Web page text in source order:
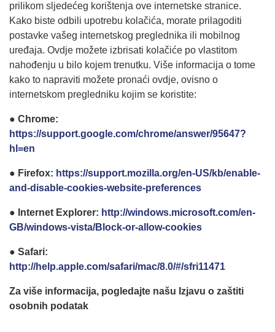
prilikom sljedećeg korištenja ove internetske stranice.
Kako biste odbili upotrebu kolačića, morate prilagoditi
postavke vašeg internetskog preglednika ili mobilnog
uređaja. Ovdje možete izbrisati kolačiće po vlastitom
nahođenju u bilo kojem trenutku. Više informacija o tome
kako to napraviti možete pronaći ovdje, ovisno o
internetskom pregledniku kojim se koristite:
● Chrome:
https://support.google.com/chrome/answer/95647?
hl=en
● Firefox: https://support.mozilla.org/en-US/kb/enable-
and-disable-cookies-website-preferences
● Internet Explorer: http://windows.microsoft.com/en-
GB/windows-vista/Block-or-allow-cookies
● Safari:
http://help.apple.com/safari/mac/8.0/#/sfri11471
Za više informacija, pogledajte našu Izjavu o zaštiti
osobnih podatak